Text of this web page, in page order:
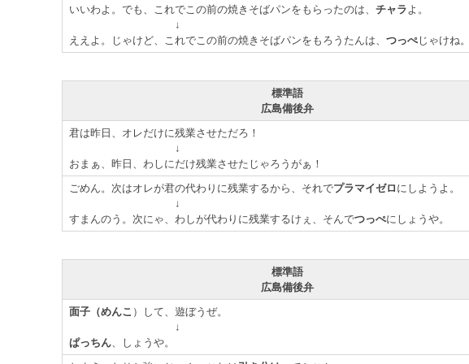
いいわよ。でも、これでこの前の焼きそばパンをもらったのは、 チャラ よ。
↓
ええよ。じゃけど、これでこの前の焼きそばパンをもろうたんは、 つっぺじゃけね
標準語
広島備後弁
君は昨日、オレだけに残業させただろ！
↓
おまぁ、昨日、わしにだけ残業させたじゃろうがぁ！
ごめん。次はオレが君の代わりに残業するから、それでプラマイゼロ にしようよ。
↓
すまんのう。次にゃ、わしが代わりに残業するけぇ、そんでつっぺにしょうや。
標準語
広島備後弁
面子（めんこ ）して、遊ぼうぜ。
↓
ぱっちん 、しょうや。